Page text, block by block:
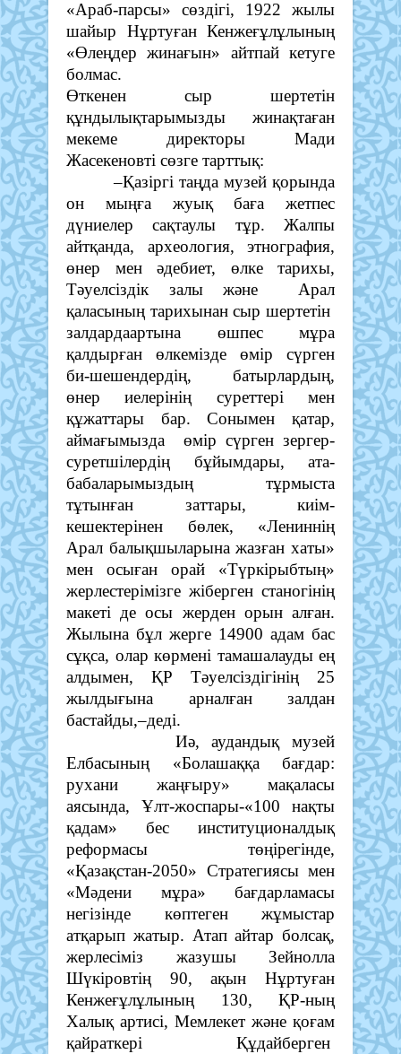
«Араб-парсы» сөздігі, 1922 жылы
шайыр Нұртуған Кенжеғұлұлының
«Өлеңдер жинағын» айтпай кетуге
болмас.
Өткенен сыр шертетін
құндылықтарымызды жинақтаған
мекеме директоры Мади
Жасекеновті сөзге тарттық:
–Қазіргі таңда музей қорында
он мыңға жуық баға жетпес
дүниелер сақтаулы тұр. Жалпы
айтқанда, археология, этнография,
өнер мен әдебиет, өлке тарихы,
Тәуелсіздік залы және Арал
қаласының тарихынан сыр шертетін
залдардаартына өшпес мұра
қалдырған өлкемізде өмір сүрген
би-шешендердің, батырлардың,
өнер иелерінің суреттері мен
құжаттары бар. Сонымен қатар,
аймағымызда өмір сүрген зергер-
суретшілердің бұйымдары, ата-
бабаларымыздың тұрмыста
тұтынған заттары, киім-
кешектерінен бөлек, «Лениннің
Арал балықшыларына жазған хаты»
мен осыған орай «Түркірыбтың»
жерлестерімізге жіберген станогінің
макеті де осы жерден орын алған.
Жылына бұл жерге 14900 адам бас
сұқса, олар көрмені тамашалауды ең
алдымен, ҚР Тәуелсіздігінің 25
жылдығына арналған залдан
бастайды,–деді.
Иә, аудандық музей
Елбасының «Болашаққа бағдар:
рухани жаңғыру» мақаласы
аясында, Ұлт-жоспары-«100 нақты
қадам» бес институционалдық
реформасы төңірегінде,
«Қазақстан-2050» Стратегиясы мен
«Мәдени мұра» бағдарламасы
негізінде көптеген жұмыстар
атқарып жатыр. Атап айтар болсақ,
жерлесіміз жазушы Зейнолла
Шүкіровтің 90, ақын Нұртуған
Кенжеғұлұлының 130, ҚР-ның
Халық артисі, Мемлекет және қоғам
қайраткері Құдайберген